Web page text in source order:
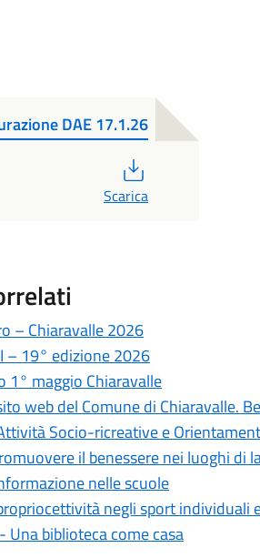
DAE 17.1.26
Scarica
– Chiaravalle 2026
– 19° edizione 2026
1° maggio Chiaravalle
web del Comune di Chiaravalle.
Socio-ricreative e
il benessere nei luoghi di
nelle scuole
negli sport individuali
Una biblioteca come casa